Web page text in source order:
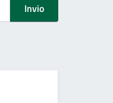
Invio